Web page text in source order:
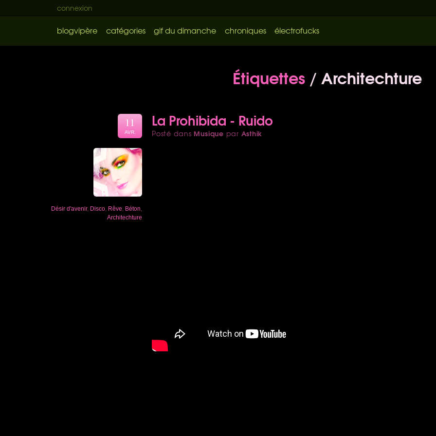
connexion
blogvipère catégories gif du dimanche chroniques électrofucks
Étiquettes/ Architechture
La Prohibida - Ruido
Posté dans Musique par Asthik
11
AVR.
Désir d'avenir, Disco Rêve Béton
Architechture